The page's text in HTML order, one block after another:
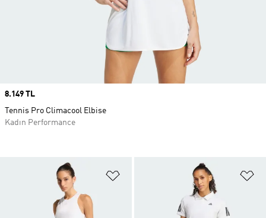
Favori Listesine Ekle
Price
8.149 TL
Tennis Pro Climacool Elbise
Kadın Performance